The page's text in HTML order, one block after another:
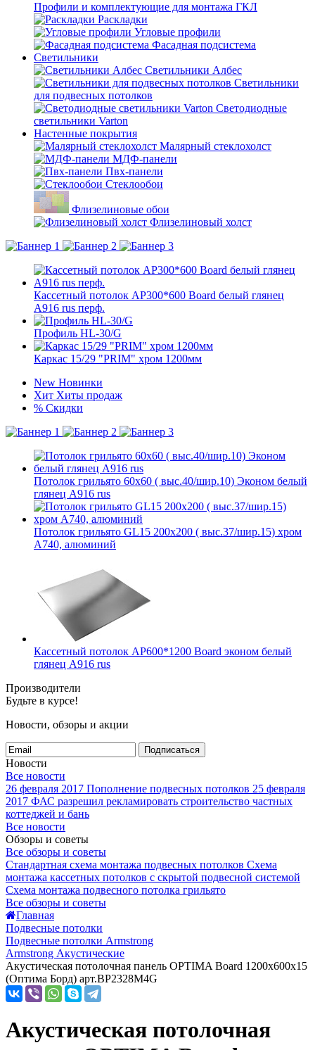
Профили и комплектующие для монтажа ГКЛ
Раскладки
Угловые профили
Фасадная подсистема
Светильники
Светильники Албес
Светильники
для подвесных потолков
Светодиодные
светильники Varton
Настенные покрытия
Малярный стеклохолст
МДФ-панели
Пвх-панели
Стеклообои
Флизелиновые обои
Флизелиновый холст
Кассетный потолок AP300*600 Board белый глянец
А916 rus перф.
Профиль HL-30/G
Каркас 15/29 "PRIM" хром 1200мм
New Новинки
Хит Хиты продаж
% Скидки
Потолок грильято 60х60 ( выс.40/шир.10) Эконом белый
глянец А916 rus
Потолок грильято GL15 200х200 ( выс.37/шир.15) хром
А740, алюминий
Кассетный потолок AP600*1200 Board эконом белый
глянец А916 rus
Производители
Будьте в курсе!
Новости, обзоры и акции
Подписаться
Новости
Все новости
26 февраля 2017 Пополнение подвесных потолков 25 февраля
2017 ФАС разрешил рекламировать строительство частных
коттеджей и бань
Все новости
Обзоры и советы
Все обзоры и советы
Стандартная схема монтажа подвесных потолков Схема
монтажа кассетных потолков с скрытой подвесной системой
Схема монтажа подвесного потолка грильято
Все обзоры и советы
Главная
Подвесные потолки
Подвесные потолки Armstrong
Armstrong Акустические
Акустическая потолочная панель OPTIMA Board 1200x600x15
(Оптима Борд) арт.BP2328M4G
Акустическая потолочная